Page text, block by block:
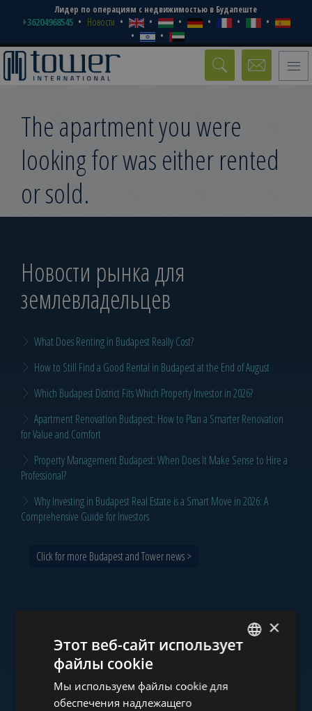
Лидер по операциям с недвижимостью в Будапеште
+36204968545 Новости
Toggle
The apartment you were
looking for was either rented
or sold.
Новости рынка для
землевладельцев
What Does Renting in Budapest Really Cost?
How to Still Find a Good Rental in Budapest at the End of August
Which Budapest District Fits Which Property Investor in 2026?
Apartment Renovation Budapest: How to Plan a Smarter Renovation
for Value and Comfort
Property Management Budapest: When Does It Make Sense to Hire a
Professional?
Why Investing in Budapest Real Estate is a Smart Move in 2026: A
Comprehensive Guide for Investors
Click for more Budapest and Tower news >
Ознакомьтесь с нашим
портфолио
HUNGARIAN
×
Этот веб-сайт использует
файлы cookie
Мы используем файлы cookie для
обеспечения надлежащего